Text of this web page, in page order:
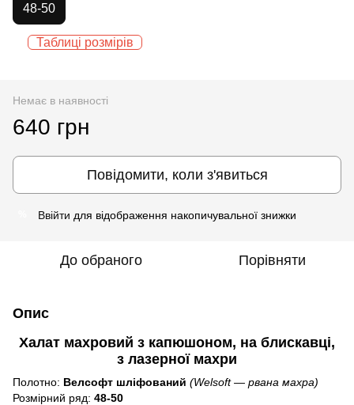
48-50
Таблиці розмірів
Немає в наявності
640 грн
Повідомити, коли з'явиться
Ввійти для відображення накопичувальної знижки
До обраного Порівняти
Опис
Халат махровий з капюшоном, на блискавці,
з лазерної махри
Полотно: Велсофт шліфований (Welsoft ― рвана махра)
Розмірний ряд: 48-50